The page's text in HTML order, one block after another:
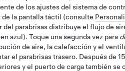
de los ajustes del sistema de
de la pantalla táctil (consulte
del parabrisas distribuye el flujo de
azul). Toque una segunda vez para
de aire, la calefacción y el
el parabrisas trasero. Después de
y el puerto de cargatambién se